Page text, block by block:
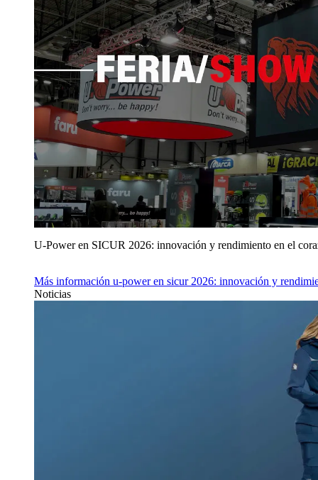
U‑Power en SICUR 2026: innovación y rendimiento en el
Más información u‑power en sicur 2026: innovación y
Noticias